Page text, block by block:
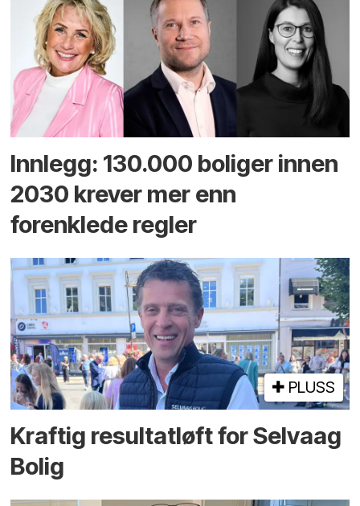
Innlegg: 130.000 boliger innen
2030 krever mer enn
forenklede regler
PLUSS
Kraftig resultatløft for Selvaag
Bolig